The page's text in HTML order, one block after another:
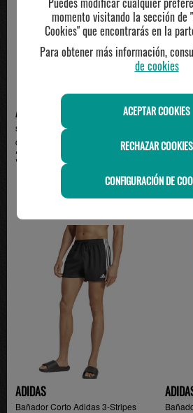
ADIDAS
short adidas 7 pulgadas con
cremallera hombre, ...
35.00€
ADIDAS
short
ADIDAS
Bañador Corto Adidas 3-Stripes
momento visitando la sección de
Cookies" que encontrarás en la
Para obtener más información,
de cookies
ACEPTAR COOKIES
RECHAZAR COOKIES
CONFIGURACIÓN DE